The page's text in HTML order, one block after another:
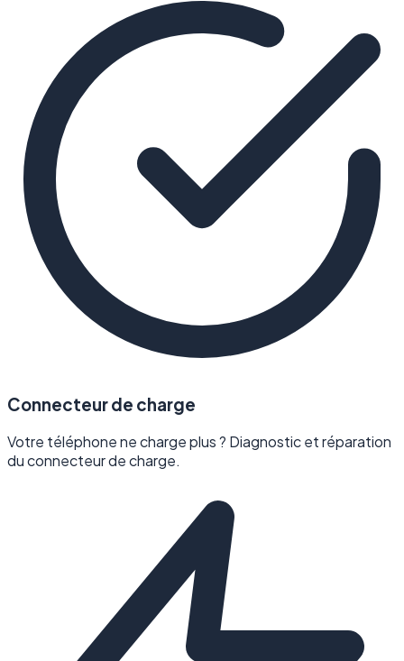
Connecteur de charge
Votre téléphone ne charge plus ? Diagnostic et réparation
du connecteur de charge.